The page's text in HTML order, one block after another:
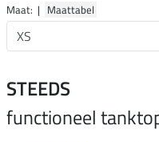
Maat: | Maattabel
STEEDS
functioneel